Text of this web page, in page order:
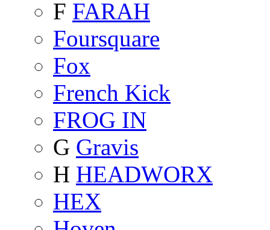
F FARAH
Foursquare
Fox
French Kick
FROG IN
G Gravis
H HEADWORX
HEX